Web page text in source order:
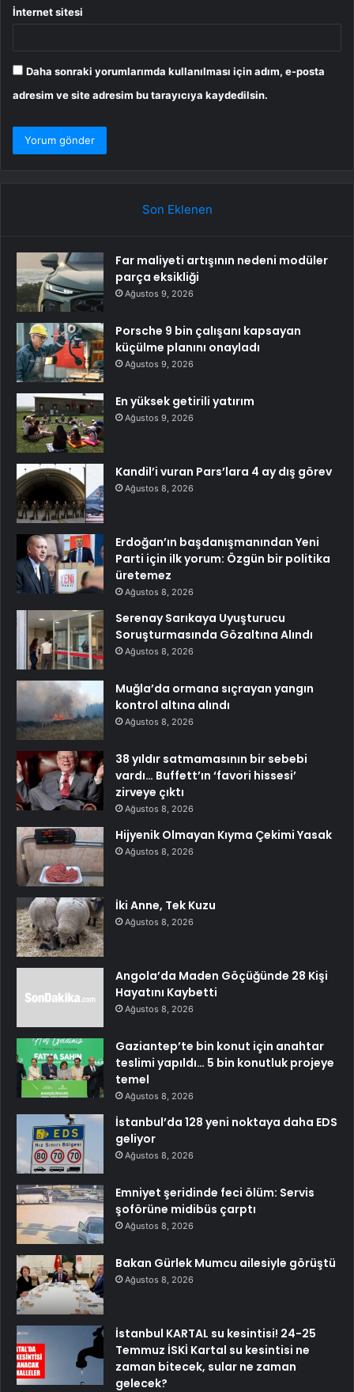
İnternet sitesi
Daha sonraki yorumlarımda kullanılması için adım, e-posta
adresim ve site adresim bu tarayıcıya kaydedilsin.
Son Eklenen
Far maliyeti artışının nedeni modüler
parça eksikliği
Ağustos 9, 2026
Porsche 9 bin çalışanı kapsayan
küçülme planını onayladı
Ağustos 9, 2026
En yüksek getirili yatırım
Ağustos 9, 2026
Kandil’i vuran Pars’lara 4 ay dış görev
Ağustos 8, 2026
Erdoğan’ın başdanışmanından Yeni
Parti için ilk yorum: Özgün bir politika
üretemez
Ağustos 8, 2026
Serenay Sarıkaya Uyuşturucu
Soruşturmasında Gözaltına Alındı
Ağustos 8, 2026
Muğla’da ormana sıçrayan yangın
kontrol altına alındı
Ağustos 8, 2026
38 yıldır satmamasının bir sebebi
vardı… Buffett’ın ‘favori hissesi’
zirveye çıktı
Ağustos 8, 2026
Hijyenik Olmayan Kıyma Çekimi Yasak
Ağustos 8, 2026
İki Anne, Tek Kuzu
Ağustos 8, 2026
Angola’da Maden Göçüğünde 28 Kişi
Hayatını Kaybetti
Ağustos 8, 2026
Gaziantep’te bin konut için anahtar
teslimi yapıldı… 5 bin konutluk projeye
temel
Ağustos 8, 2026
İstanbul’da 128 yeni noktaya daha EDS
geliyor
Ağustos 8, 2026
Emniyet şeridinde feci ölüm: Servis
şoförüne midibüs çarptı
Ağustos 8, 2026
Bakan Gürlek Mumcu ailesiyle görüştü
Ağustos 8, 2026
İstanbul KARTAL su kesintisi! 24-25
Temmuz İSKİ Kartal su kesintisi ne
zaman bitecek, sular ne zaman
gelecek?